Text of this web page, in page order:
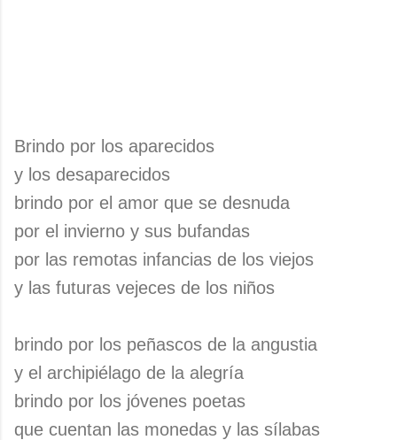
Brindo por los aparecidos
y los desaparecidos
brindo por el amor que se desnuda
por el invierno y sus bufandas
por las remotas infancias de los viejos
y las futuras vejeces de los niños
brindo por los peñascos de la angustia
y el archipiélago de la alegría
brindo por los jóvenes poetas
que cuentan las monedas y las sílabas